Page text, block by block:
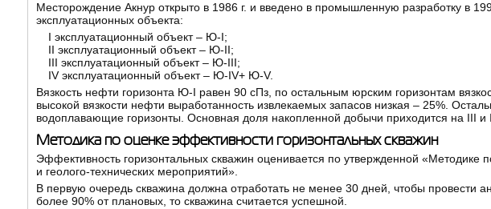
Месторождение Акнур открыто в 1986 г. и введено в промышленную разработку в
эксплуатационных объекта:
I эксплуатационный объект – Ю-I;
II эксплуатационный объект – Ю-II;
III эксплуатационный объект – Ю-III;
IV эксплуатационный объект – Ю-IV+ Ю-V.
Вязкость нефти горизонта Ю-I равен 90 сПз, по остальным юрским горизонтам
высокой вязкости нефти выработанность извлекаемых запасов низкая – 25%.
водоплавающие горизонты. Основная доля накопленной добычи приходится на III и
Методика по оценке эффективности горизонтальных скважин
Эффективность горизонтальных скважин оценивается по утвержденной «Методике
и геолого-технических мероприятий».
В первую очередь скважина должна отработать не менее 30 дней, чтобы провести
более 90% от плановых, то скважина считается успешной.